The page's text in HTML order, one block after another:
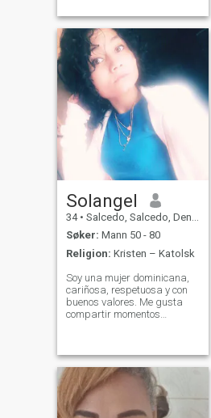
WITH PEOPLE CAUSE I
DONT LIKE TO BE MAD AT
ANYONE. EASY GOING, LOVE
OUTDOORS, GO CAMPING,
Solangel
34 • Salcedo, Salcedo, Den Dominikanske Rep.
Søker: Mann 50 - 80
Religion: Kristen – Katolsk
Soy una mujer dominicana,
cariñosa, respetuosa y con
buenos valores. Me gusta
compartir momentos
encanta cocinar,
especialmente cuando lo
hago para alguien especial.
Valoro m